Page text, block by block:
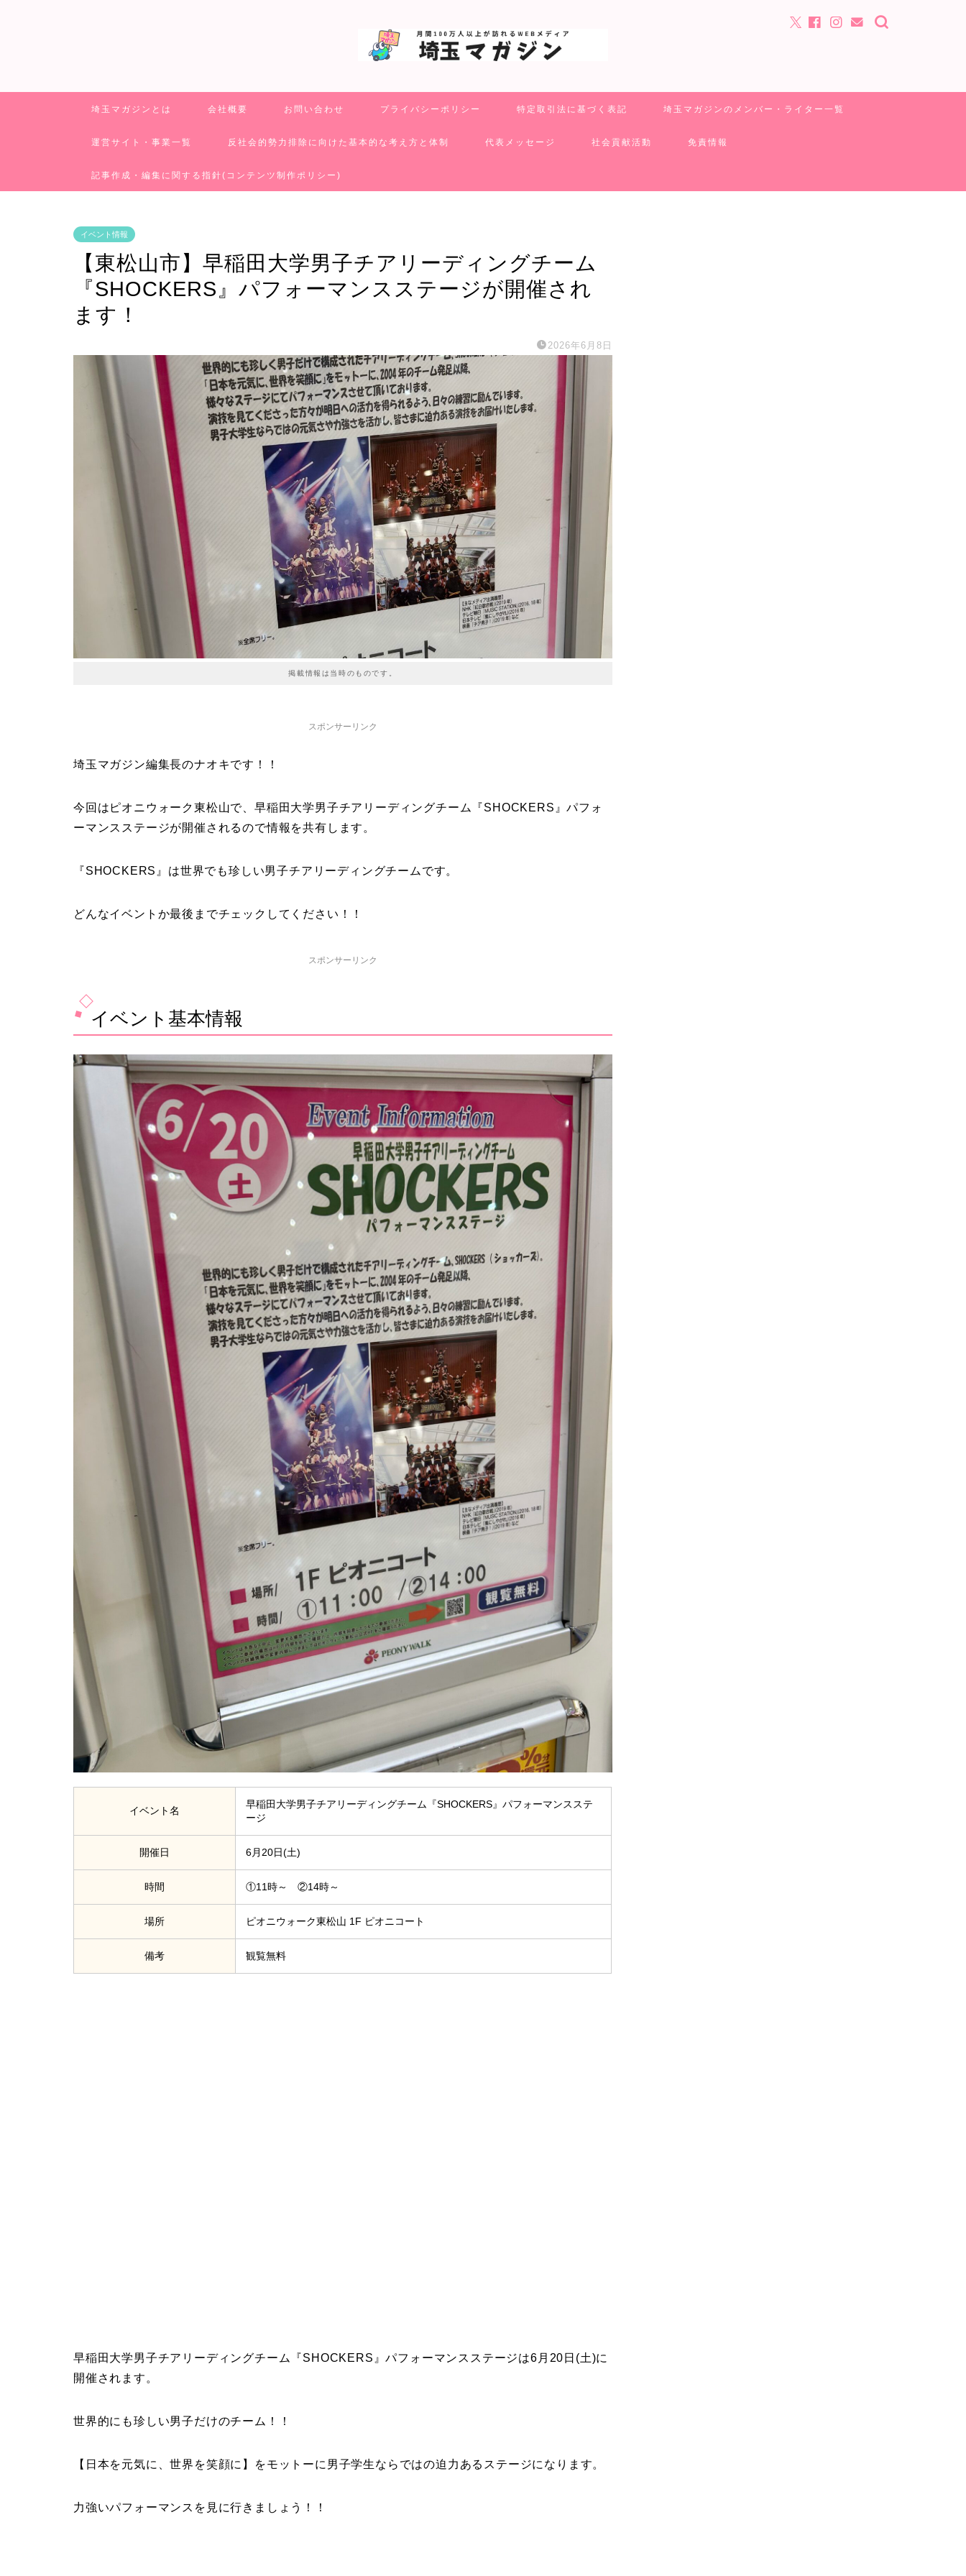
埼玉マガジンとは 会社概要 お問い合わせ プライバシーポリシー 特定取引法に基づく表記 埼玉マガジンのメンバー・ライター一覧
運営サイト・事業一覧 反社会的勢力排除に向けた基本的な考え方と体制 代表メッセージ 社会貢献活動 免責情報
記事作成・編集に関する指針(コンテンツ制作ポリシー)
イベント情報
【東松山市】早稲田大学男子チアリーディングチーム
『SHOCKERS』パフォーマンスステージが開催され
ます！
2026年6月8日
掲載情報は当時のものです。
スポンサーリンク
埼玉マガジン編集長のナオキです！！
今回はピオニウォーク東松山で、早稲田大学男子チアリーディングチーム『SHOCKERS』パフォ
ーマンスステージが開催されるので情報を共有します。
『SHOCKERS』は世界でも珍しい男子チアリーディングチームです。
どんなイベントか最後までチェックしてください！！
スポンサーリンク
イベント基本情報
イベント名
早稲田大学男子チアリーディングチーム『SHOCKERS』パフォーマンスステ
ージ
開催日 6月20日(土)
時間 ①11時～ ②14時～
場所 ピオニウォーク東松山 1F ピオニコート
備考 観覧無料
早稲田大学男子チアリーディングチーム『SHOCKERS』パフォーマンスステージは6月20日(土)に
開催されます。
世界的にも珍しい男子だけのチーム！！
【日本を元気に、世界を笑顔に】をモットーに男子学生ならではの迫力あるステージになります。
力強いパフォーマンスを見に行きましょう！！